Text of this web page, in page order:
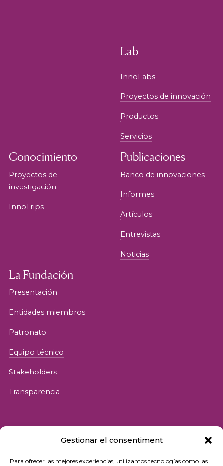
Gestionar el consentiment
Para ofrecer las mejores experiencias, utilizamos tecnologías como las
Lab
InnoLabs
Proyectos de innovación
Productos
Servicios
Conocimiento
Proyectos de
investigación
InnoTrips
Publicaciones
Banco de innovaciones
Informes
Artículos
Entrevistas
Noticias
La Fundación
Presentación
Entidades miembros
Patronato
Equipo técnico
Stakeholders
Transparencia